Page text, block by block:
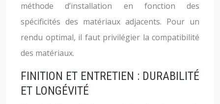
méthode d’installation en fonction des
spécificités des matériaux adjacents. Pour un
rendu optimal, il faut privilégier la compatibilité
des matériaux.
FINITION ET ENTRETIEN : DURABILITÉ
ET LONGÉVITÉ